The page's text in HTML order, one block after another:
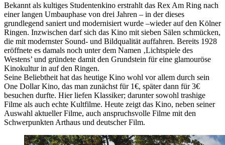
Bekannt als kultiges Studentenkino erstrahlt das Rex Am Ring nach
einer langen Umbauphase von drei Jahren – in der dieses
grundlegend saniert und modernisiert wurde –wieder auf den Kölner
Ringen. Inzwischen darf sich das Kino mit sieben Sälen schmücken,
die mit modernster Sound- und Bildqualität auffahren. Bereits 1928
eröffnete es damals noch unter dem Namen ‚Lichtspiele des
Westens’ und gründete damit den Grundstein für eine glamouröse
Kinokultur in auf den Ringen.
Seine Beliebtheit hat das heutige Kino wohl vor allem durch sein
One Dollar Kino, das man zunächst für 1€, später dann für 3€
besuchen durfte. Hier liefen Klassiker; darunter sowohl trashige
Filme als auch echte Kultfilme. Heute zeigt das Kino, neben seiner
Auswahl aktueller Filme, auch anspruchsvolle Filme mit den
Schwerpunkten Arthaus und deutscher Film.